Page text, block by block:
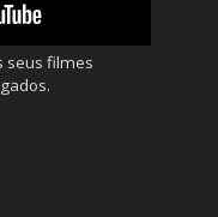
seus filmes